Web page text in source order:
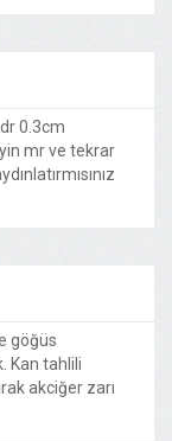
0.3cm
mr ve tekrar
göğüs
Kan tahlili
akciğer zarı